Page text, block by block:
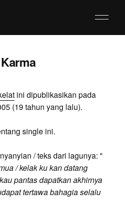
ini dipublikasikan pada
(19 tahun yang lalu).
single ini.
/ teks dari lagunya: "
/ kelak ku kan datang
pantas dapatkan akhirnya
tertawa bahagia selalu